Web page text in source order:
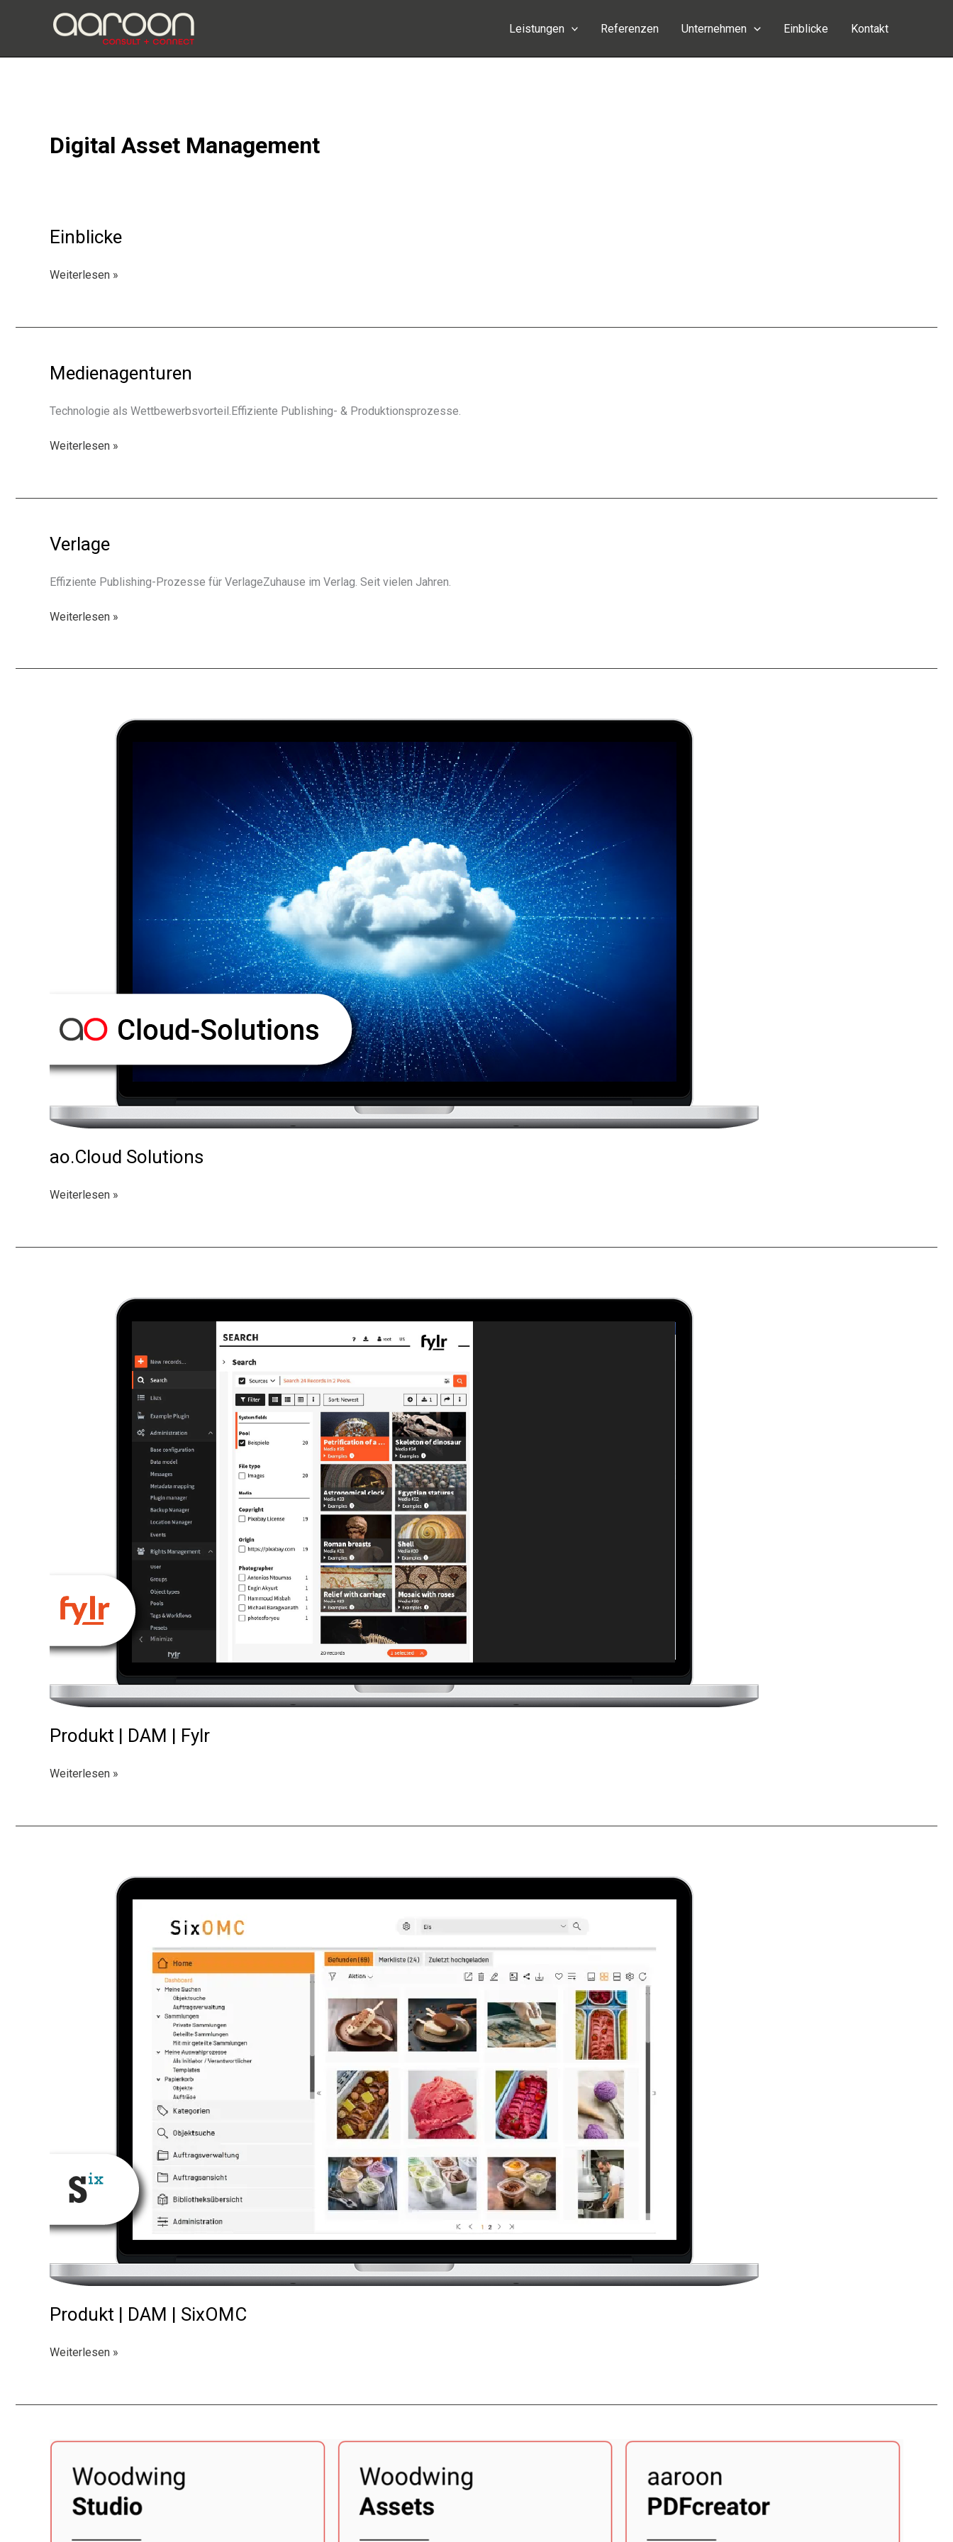
Leistungen Referenzen Unternehmen Einblicke Kontakt
Digital Asset Management
Einblicke
Einblicke
Weiterlesen »
Medienagenturen
Technologie als Wettbewerbsvorteil.Effiziente Publishing- & Produktionsprozesse.
Medienagenturen
Weiterlesen »
Verlage
Effiziente Publishing-Prozesse für VerlageZuhause im Verlag. Seit vielen Jahren.
Verlage
Weiterlesen »
ao.Cloud Solutions
ao.Cloud
Weiterlesen »
Produkt | DAM | Fylr
Produkt
|
Weiterlesen »
Produkt | DAM | SixOMC
Produkt
|
Weiterlesen »